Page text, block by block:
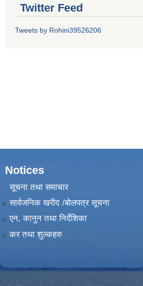
Twitter Feed
Tweets by Rohini39526206
Notices
सूचना तथा समाचार
सार्वजनिक खरीद /बोलपत्र सूचना
एन, कानुन तथा निर्देशिका
कर तथा शुल्कहरु